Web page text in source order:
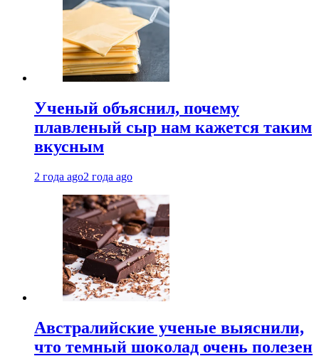
Ученый объяснил, почему
плавленый сыр нам кажется таким
вкусным
2 года ago2 года ago
Австралийские ученые выяснили,
что темный шоколад очень полезен